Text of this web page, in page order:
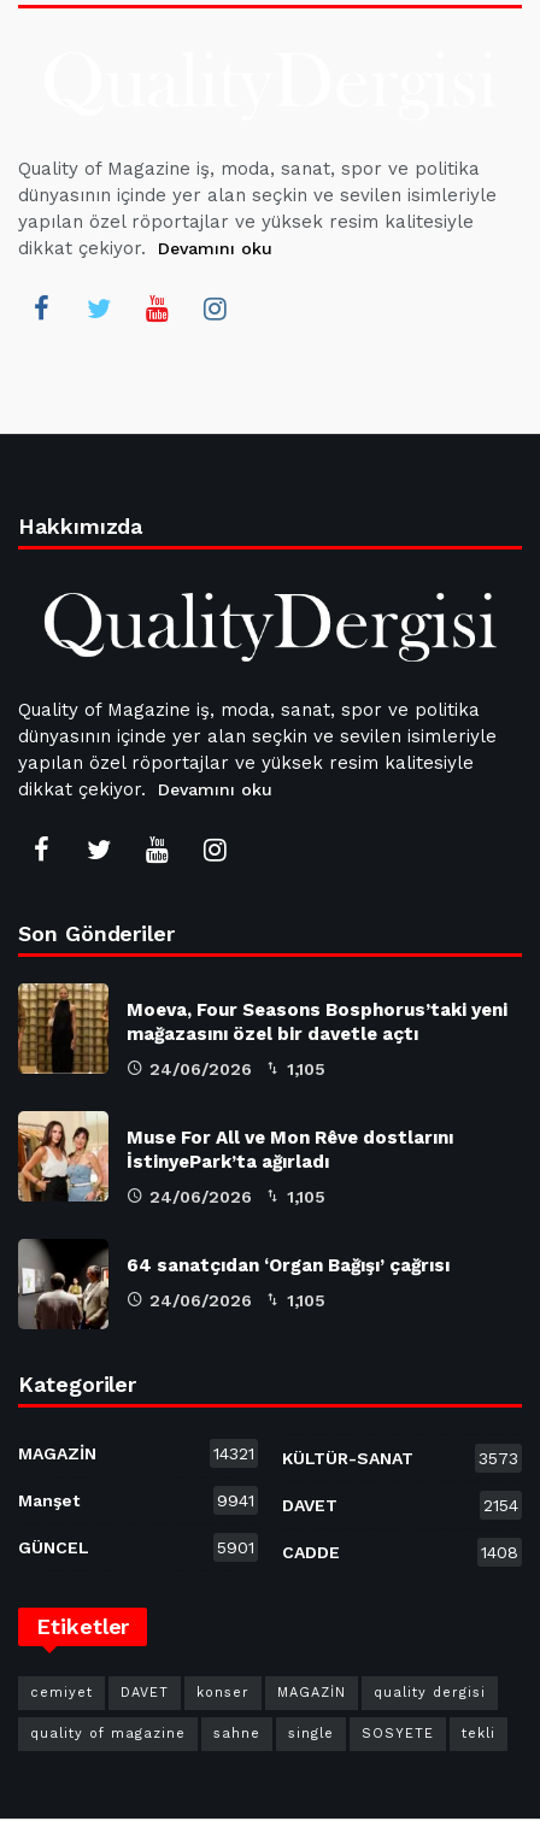
Quality of Magazine iş, moda, sanat, spor ve politika
dünyasının içinde yer alan seçkin ve sevilen isimleriyle
yapılan özel röportajlar ve yüksek resim kalitesiyle
dikkat çekiyor.
Devamını oku
Hakkımızda
Quality of Magazine iş, moda, sanat, spor ve politika
dünyasının içinde yer alan seçkin ve sevilen isimleriyle
yapılan özel röportajlar ve yüksek resim kalitesiyle
dikkat çekiyor.
Devamını oku
Son Gönderiler
Moeva, Four Seasons Bosphorus’taki yeni
mağazasını özel bir davetle açtı
24/06/2026 1,105
Muse For All ve Mon Rêve dostlarını
İstinyePark’ta ağırladı
24/06/2026 1,105
64 sanatçıdan ‘Organ Bağışı’ çağrısı
24/06/2026 1,105
Kategoriler
MAGAZİN 14321
Manşet 9941
GÜNCEL 5901
KÜLTÜR-SANAT 3573
DAVET 2154
CADDE 1408
Etiketler
cemiyet DAVET konser MAGAZİN quality dergisi
quality of magazine sahne single SOSYETE tekli